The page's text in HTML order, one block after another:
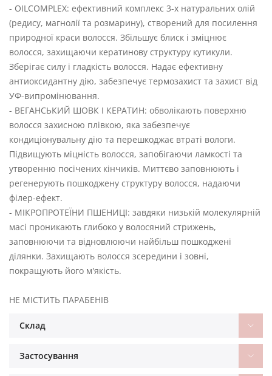
- OILCOMPLEX: ефективний комплекс 3-х натуральних олій
(редису, магнолії та розмарину), створений для посилення
природної краси волосся. Збільшує блиск і зміцнює
волосся, захищаючи кератинову структуру кутикули.
Зберігає силу і гладкість волосся. Надає ефективну
антиоксидантну дію, забезпечує термозахист та захист від
УФ-випромінювання.
- ВЕГАНСЬКИЙ ШОВК І КЕРАТИН: обволікають поверхню
волосся захисною плівкою, яка забезпечує
кондиціонувальну дію та перешкоджає втраті вологи.
Підвищують міцність волосся, запобігаючи ламкості та
утворенню посічених кінчиків. Миттєво заповнюють і
регенерують пошкоджену структуру волосся, надаючи
філер-ефект.
- МІКРОПРОТЕЇНИ ПШЕНИЦІ: завдяки низькій молекулярній
масі проникають глибоко у волосяний стрижень,
заповнюючи та відновлюючи найбільш пошкоджені
ділянки. Захищають волосся зсередини і зовні,
покращують його м'якість.
НЕ МІСТИТЬ ПАРАБЕНІВ
Склад
Застосування